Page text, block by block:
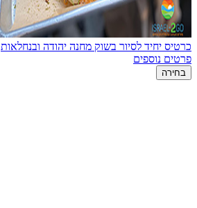
כרטיס יחיד לסיור בשוק מחנה יהודה ובנחלאות
פרטים נוספים
בחירה